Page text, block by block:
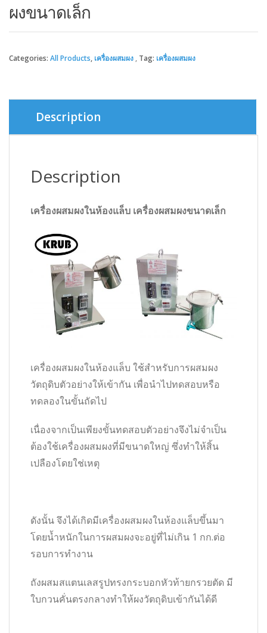
ผงขนาดเล็ก
Categories: All Products, เครื่องผสมผง Tag: เครื่องผสมผง
Description
Description
เครื่องผสมผงในห้องแล็บ เครื่องผสมผงขนาดเล็ก
เครื่องผสมผงในห้องแล็บ ใช้สำหรับการผสมผง
วัตถุดิบตัวอย่างให้เข้ากัน เพื่อนำไปทดสอบหรือ
ทดลองในขั้นถัดไป
เนื่องจากเป็นเพียงขั้นทดสอบตัวอย่างจึงไม่จำเป็น
ต้องใช้เครื่องผสมผงที่มีขนาดใหญ่ ซึ่งทำให้สิ้น
เปลืองโดยใช่เหตุ
ดังนั้น จึงได้เกิดมีเครื่องผสมผงในห้องแล็บขึ้นมา
โดยน้ำหนักในการผสมผงจะอยู่ที่ไม่เกิน 1 กก.ต่อ
รอบการทำงาน
ถังผสมสแตนเลสรูปทรงกระบอกหัวท้ายกรวยตัด มี
ใบกวนคั่นตรงกลางทำให้ผงวัตถุดิบเข้ากันได้ดี